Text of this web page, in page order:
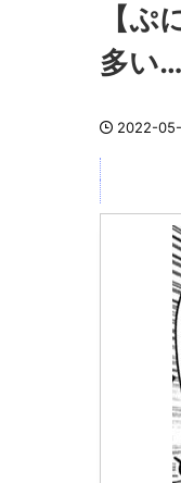
【
多い…
2022-